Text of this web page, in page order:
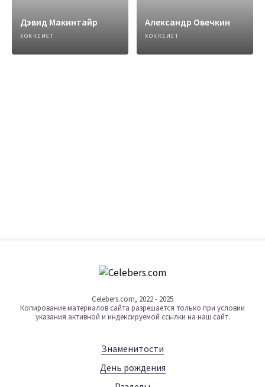
Дэвид Макинтайр
ХОККЕИСТ
Александр Овечкин
ХОККЕИСТ
Celebers.com, 2022 - 2025
Копирование материалов сайта разрешается только при условии
указания активной и индексируемой ссылки на наш сайт.
Знаменитости
День рождения